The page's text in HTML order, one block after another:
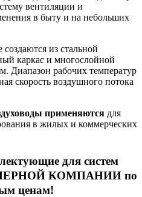
вентиляции и
в быту и на небольших
из стальной
каркас и многослойной
Диапазон рабочих температур
скорость воздушного потока
применяются для
в жилых и коммерческих
для систем
КОМПАНИИ по
ценам!